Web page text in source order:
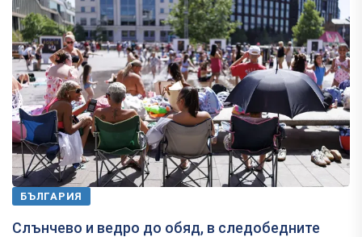
БЪЛГАРИЯ
Слънчево и ведро до обяд, в следобедните